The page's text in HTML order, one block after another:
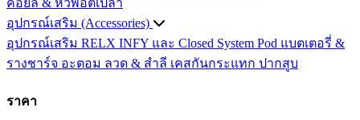
คอย์ล & หัวพอตเปล่า
อุปกรณ์เสริม (Accessories)
อุปกรณ์เสริม RELX INFY และ Closed System Pod แบตเตอรี่ &
รางชาร์จ อะตอม ลวด ​& สำลี เคสกันกระแทก ปากสูบ
ราคา